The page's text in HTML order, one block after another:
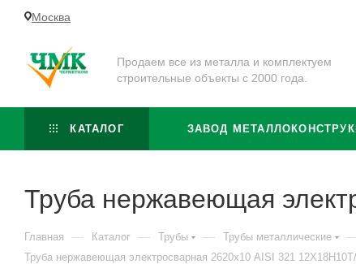
Москва
Продаем все из металла и комплектуем
строительные объекты с 2000 года.
КАТАЛОГ ЗАВОД
Труба нержавеющая
Главная — Каталог — Трубы — Трубы металлические
Труба нержавеющая электросварная 2620х10 AISI 321